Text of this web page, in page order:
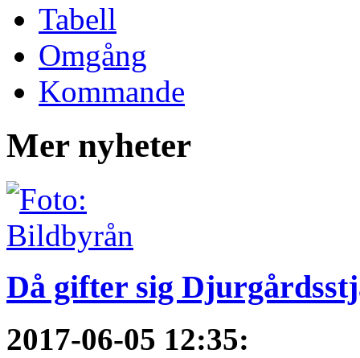
Tabell
Omgång
Kommande
Mer nyheter
Då gifter sig
2017-06-05 12:35: